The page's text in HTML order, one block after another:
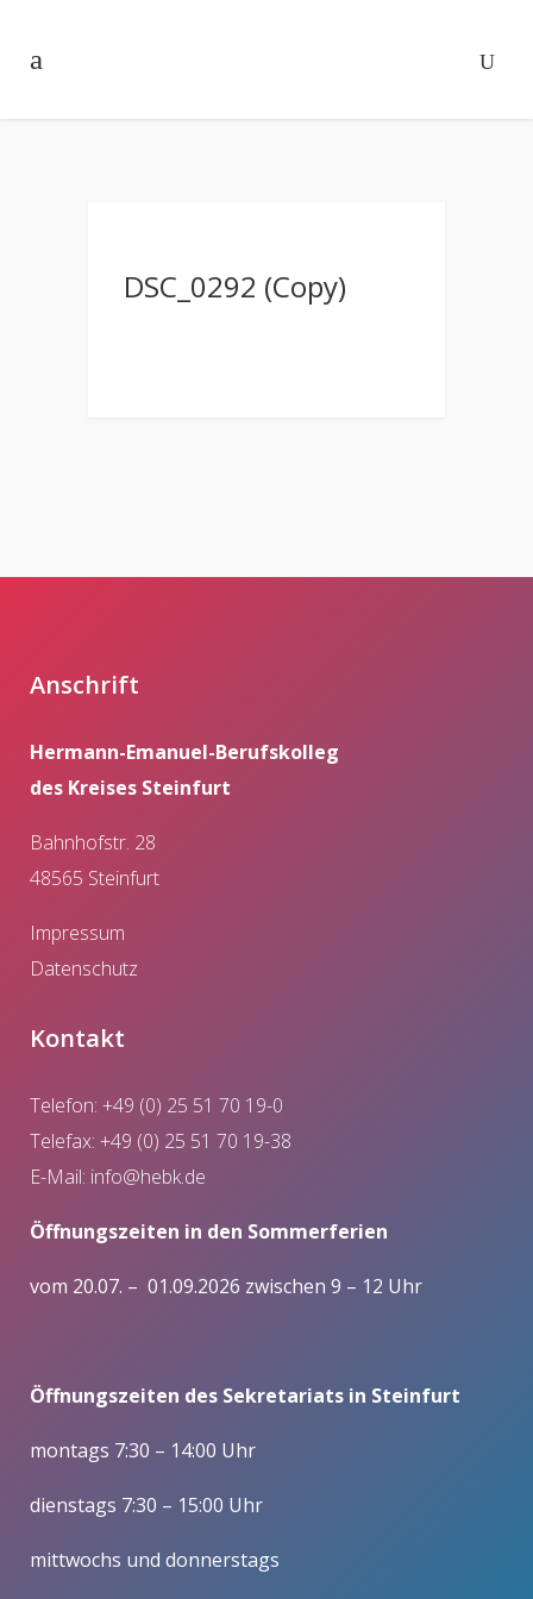
DSC_0292 (Copy)
Anschrift
Hermann-Emanuel-Berufskolleg
des Kreises Steinfurt
Bahnhofstr. 28
48565 Steinfurt
Impressum
Datenschutz
Kontakt
Telefon: +49 (0) 25 51 70 19-0
Telefax: +49 (0) 25 51 70 19-38
E-Mail: info@hebk.de
Öffnungszeiten in den Sommerferien
vom 20.07. – 01.09.2026 zwischen 9 – 12 Uhr
Öffnungszeiten des Sekretariats in Steinfurt
montags 7:30 – 14:00 Uhr
dienstags 7:30 – 15:00 Uhr
mittwochs und donnerstags